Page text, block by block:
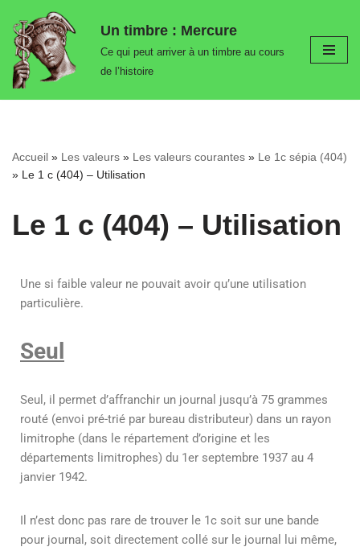
Aller
au
contenu
Un timbre : Mercure
Ce qui peut arriver à un timbre au cours
de l’histoire
Accueil » Les valeurs » Les valeurs courantes » Le 1c sépia (404)
» Le 1 c (404) – Utilisation
Le 1 c (404) – Utilisation
Une si faible valeur ne pouvait avoir qu’une utilisation
particulière.
Seul
Seul, il permet d’affranchir un journal jusqu’à 75 grammes
routé (envoi pré-trié par bureau distributeur) dans un rayon
limitrophe (dans le répartement d’origine et les
départements limitrophes) du 1er septembre 1937 au 4
janvier 1942.
Il n’est donc pas rare de trouver le 1c soit sur une bande
pour journal, soit directement collé sur le journal lui même,